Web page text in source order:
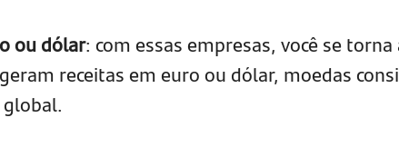
ou dólar: com essas empresas, você se
receitas em euro ou dólar, moedas